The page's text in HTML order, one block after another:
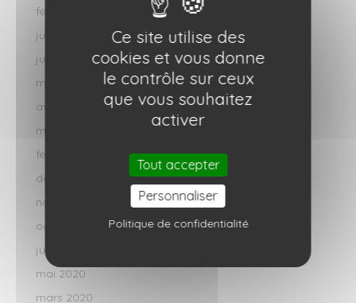
février 2025
juillet 2024
juin 2024
mai 2024
avril 2024
mars 2024
février 2021
décembre 2020
novembre 2020
octobre 2020
juillet 2020
mai 2020
mars 2020
Ce site utilise des
cookies et vous donne
le contrôle sur ceux
que vous souhaitez
activer
Tout accepter
Personnaliser
Politique de confidentialité